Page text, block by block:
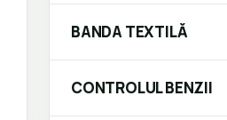
BANDA TEXTILĂ
CONTROLUL BENZII